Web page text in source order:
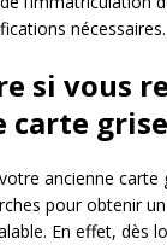
nécessaires.
si vous
carte
ancienne carte
pour obtenir
En effet, dès